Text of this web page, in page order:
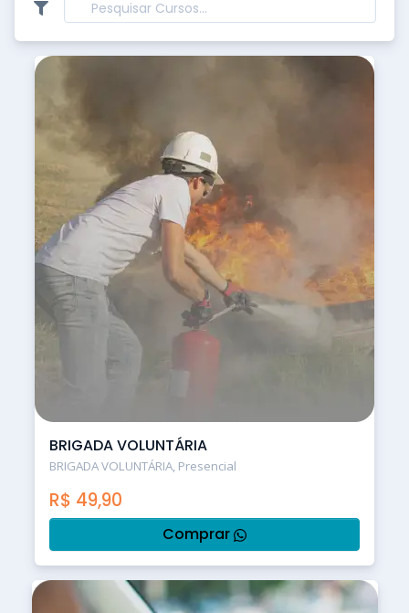
BRIGADA VOLUNTÁRIA
BRIGADA VOLUNTÁRIA, Presencial
R$ 49,90
Comprar